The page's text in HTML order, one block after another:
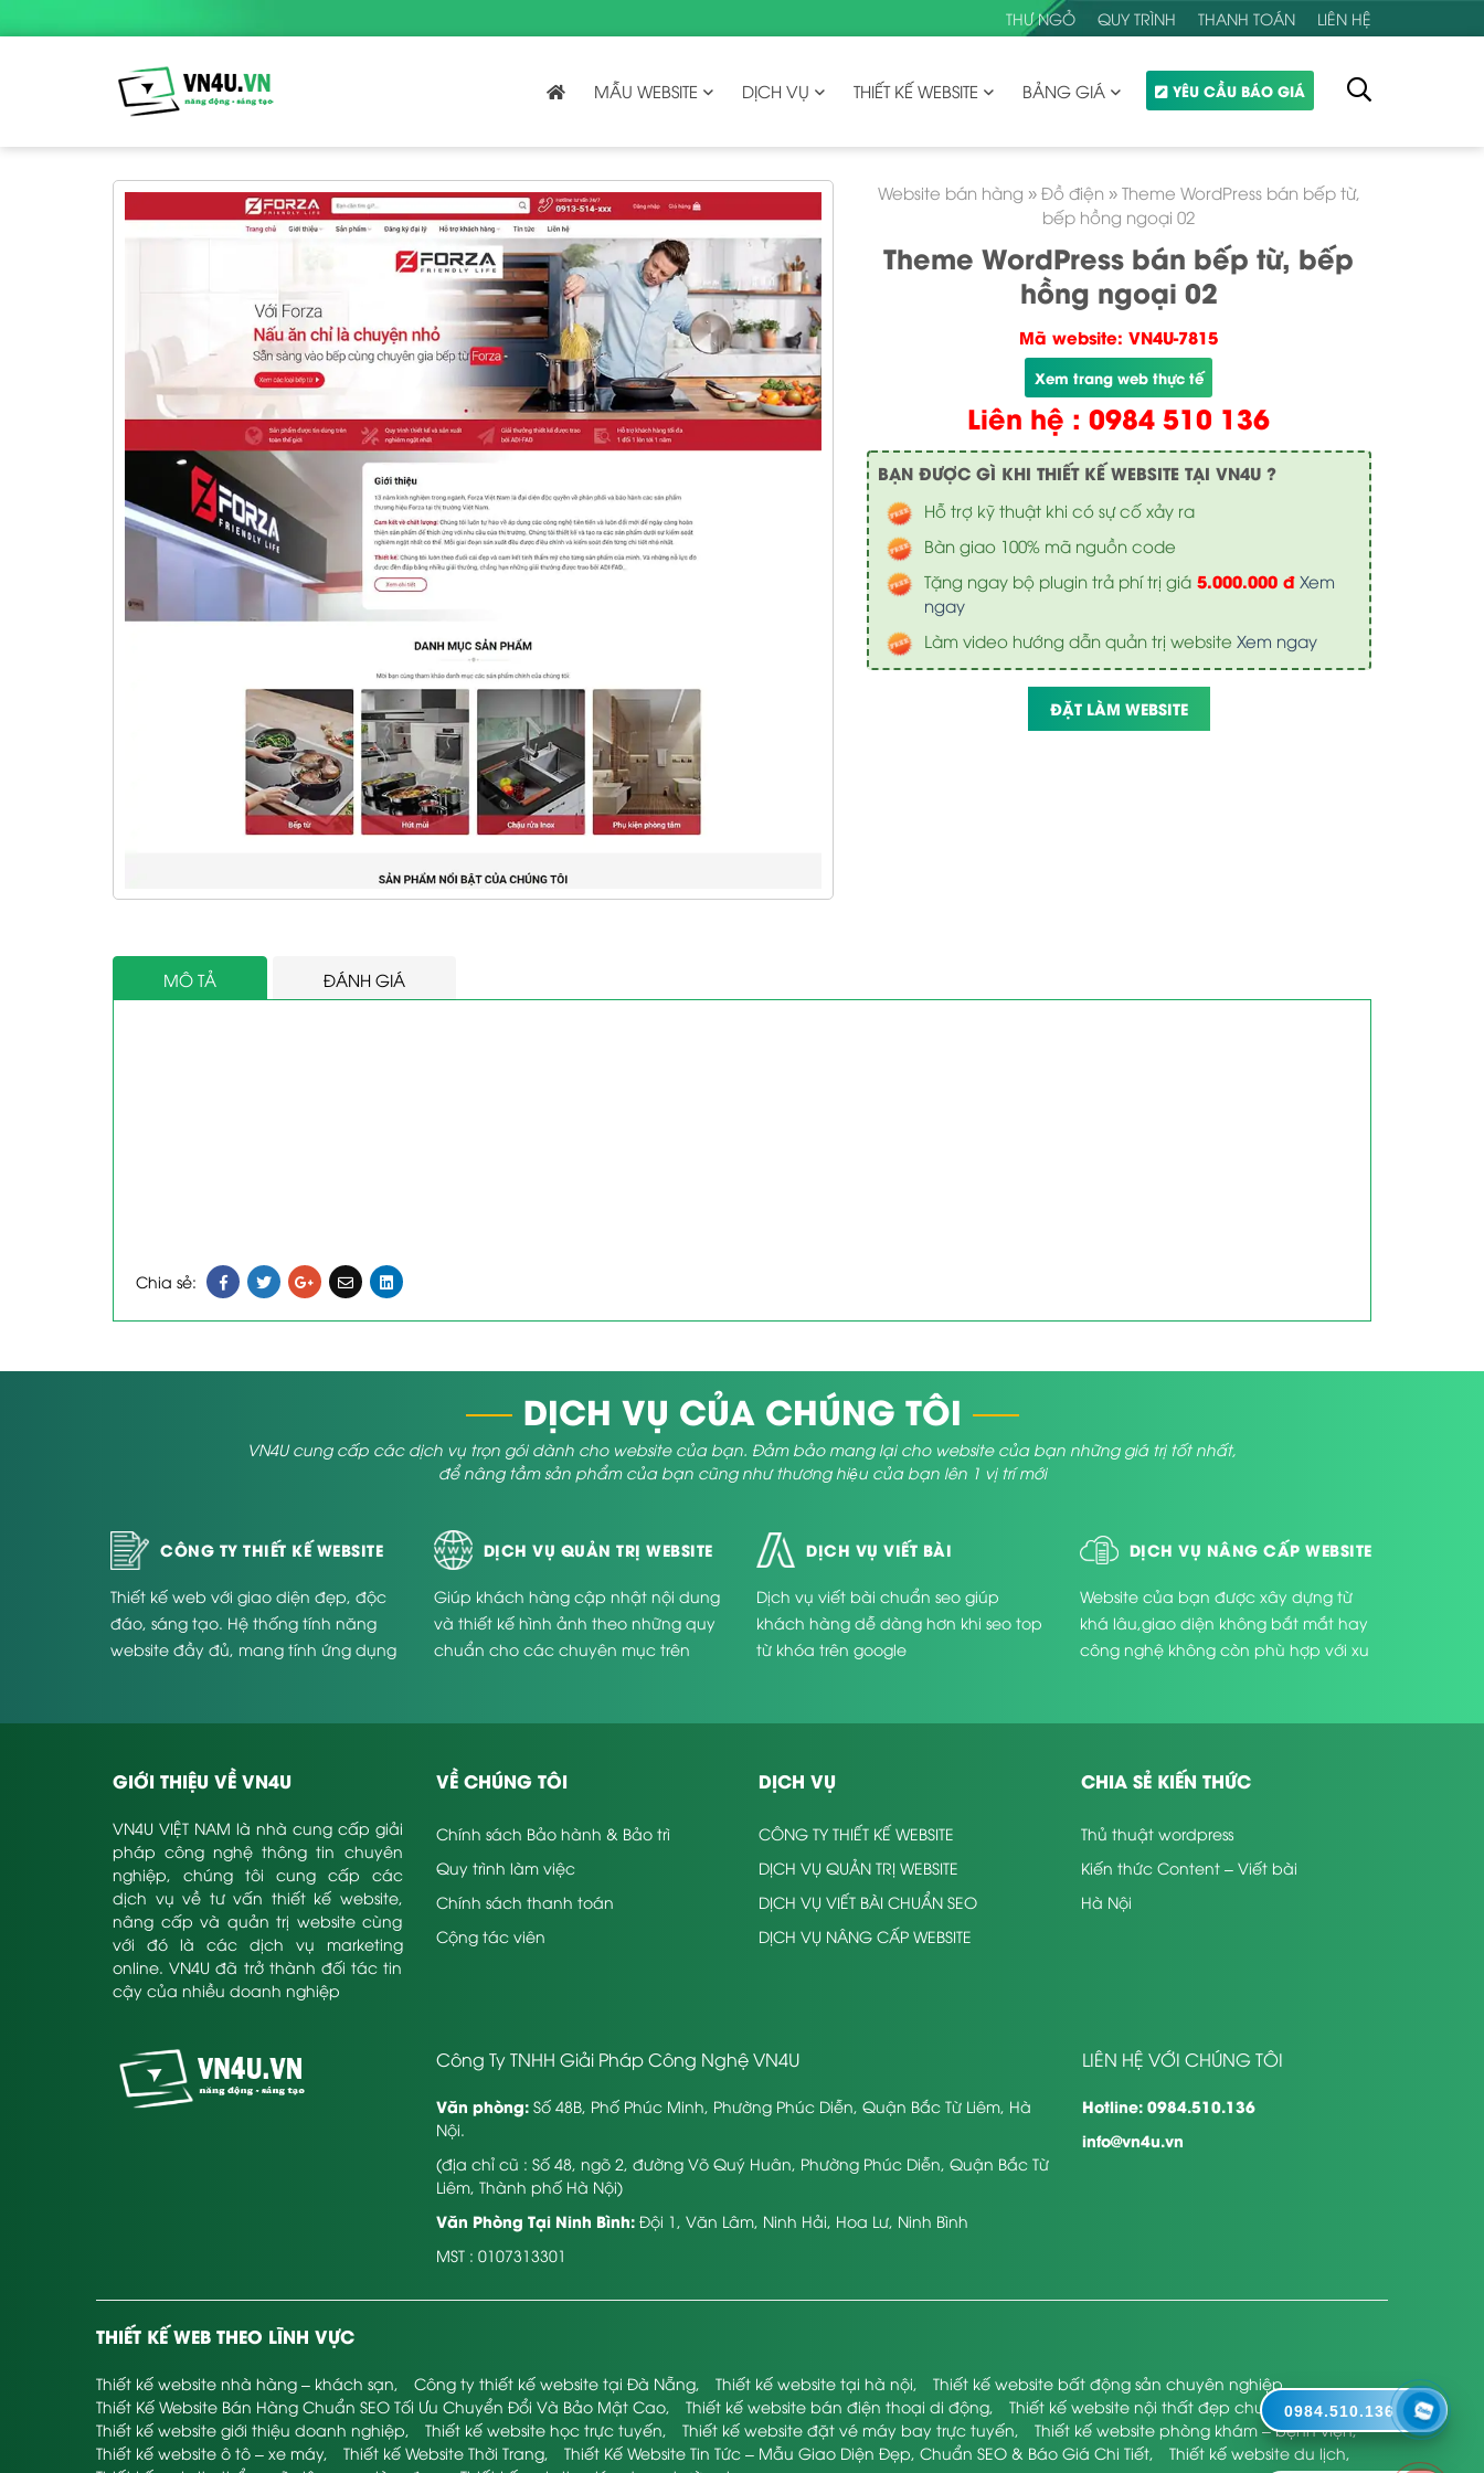
THƯ NGỎ QUY TRÌNH THANH TOÁN LIÊN HỆ
MẪU WEBSITE DỊCH VỤ THIẾT KẾ WEBSITE BẢNG GIÁ YÊU CẦU BÁO GIÁ
Website bán hàng » Đồ điện » Theme WordPress bán bếp từ,
bếp hồng ngoại 02
Theme WordPress bán bếp từ, bếp
hồng ngoại 02
Mã website: VN4U-7815
Xem trang web thực tế
Liên hệ : 0984 510 136
BẠN ĐƯỢC GÌ KHI THIẾT KẾ WEBSITE TẠI VN4U ?
Hỗ trợ kỹ thuật khi có sự cố xảy ra
Bàn giao 100% mã nguồn code
Tặng ngay bộ plugin trả phí trị giá5.000.000 đ Xem
ngay
Làm video hướng dẫn quản trị website Xem ngay
ĐẶT LÀM WEBSITE
MÔ TẢ ĐÁNH GIÁ
Chia sẻ:
DỊCH VỤ CỦA CHÚNG TÔI
VN4U cung cấp các dịch vụ trọn gói dành cho website của bạn. Đảm bảo mang lại cho website của bạn những giá trị tốt nhất,
để nâng tầm sản phẩm của bạn cũng như thương hiệu của bạn lên 1 vị trí mới
CÔNG TY THIẾT KẾ WEBSITE
Thiết kế web với giao diện đẹp, độc
đáo, sáng tạo. Hệ thống tính năng
website đầy đủ, mang tính ứng dụng
DỊCH VỤ QUẢN TRỊ WEBSITE
Giúp khách hàng cập nhật nội dung
và thiết kế hình ảnh theo những quy
chuẩn cho các chuyên mục trên
DỊCH VỤ VIẾT BÀI
Dịch vụ viết bài chuẩn seo giúp
khách hàng dễ dàng hơn khi seo top
từ khóa trên google
DỊCH VỤ NÂNG CẤP WEBSITE
Website của bạn được xây dựng từ
khá lâu,giao diện không bắt mắt hay
công nghệ không còn phù hợp với xu
GIỚI THIỆU VỀ VN4U
VN4U VIỆT NAM là nhà cung cấp giải
pháp công nghệ thông tin chuyên
nghiệp, chúng tôi cung cấp các
dịch vụ về tư vấn thiết kế website,
nâng cấp và quản trị website cùng
với đó là các dịch vụ marketing
online. VN4U đã trở thành đối tác tin
cậy của nhiều doanh nghiệp
VỀ CHÚNG TÔI
Chính sách Bảo hành & Bảo trì
Quy trình làm việc
Chính sách thanh toán
Cộng tác viên
DỊCH VỤ
CÔNG TY THIẾT KẾ WEBSITE
DỊCH VỤ QUẢN TRỊ WEBSITE
DỊCH VỤ VIẾT BÀI CHUẨN SEO
DỊCH VỤ NÂNG CẤP WEBSITE
CHIA SẺ KIẾN THỨC
Thủ thuật wordpress
Kiến thức Content – Viết bài
Hà Nội
Công Ty TNHH Giải Pháp Công Nghệ VN4U
Văn phòng:Số 48B, Phố Phúc Minh, Phường Phúc Diễn, Quận Bắc Từ Liêm, Hà
Nội.
(địa chỉ cũ : Số 48, ngõ 2, đường Võ Quý Huân, Phường Phúc Diễn, Quận Bắc Từ
Liêm, Thành phố Hà Nội)
Văn Phòng Tại Ninh Bình:Đội 1, Văn Lâm, Ninh Hải, Hoa Lư, Ninh Bình
MST : 0107313301
LIÊN HỆ VỚI CHÚNG TÔI
Hotline: 0984.510.136
info@vn4u.vn
THIẾT KẾ WEB THEO LĨNH VỰC
Thiết kế website nhà hàng – khách sạn, Công ty thiết kế website tại Đà Nẵng, Thiết kế website tại hà nội, Thiết kế website bất động sản chuyên nghiệp,
Thiết Kế Website Bán Hàng Chuẩn SEO Tối Ưu Chuyển Đổi Và Bảo Mật Cao, Thiết kế website bán điện thoại di động, Thiết kế website nội thất đẹp chuyên nghiệp,
Thiết kế website giới thiệu doanh nghiệp, Thiết kế website học trực tuyến, Thiết kế website đặt vé máy bay trực tuyến, Thiết kế website phòng khám – bệnh viện,
Thiết kế website ô tô – xe máy, Thiết kế Website Thời Trang, Thiết Kế Website Tin Tức – Mẫu Giao Diện Đẹp, Chuẩn SEO & Báo Giá Chi Tiết, Thiết kế website du lịch,
0984.510.136